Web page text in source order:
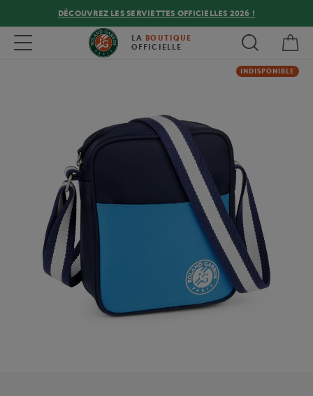
DÉCOUVREZ LES SERVIETTES OFFICIELLES 2026 !
Toggle navigation LA BOUTIQUE
OFFICIELLE
INDISPONIBLE